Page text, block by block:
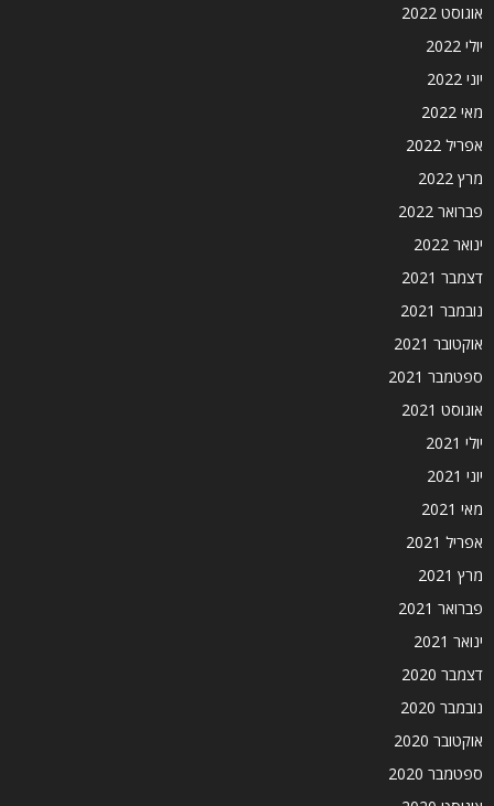
אוגוסט 2022
יולי 2022
יוני 2022
מאי 2022
אפריל 2022
מרץ 2022
פברואר 2022
ינואר 2022
דצמבר 2021
נובמבר 2021
אוקטובר 2021
ספטמבר 2021
אוגוסט 2021
יולי 2021
יוני 2021
מאי 2021
אפריל 2021
מרץ 2021
פברואר 2021
ינואר 2021
דצמבר 2020
נובמבר 2020
אוקטובר 2020
ספטמבר 2020